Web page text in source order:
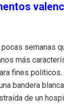
pocas semanas
más
fines políticos.
bandera
de un